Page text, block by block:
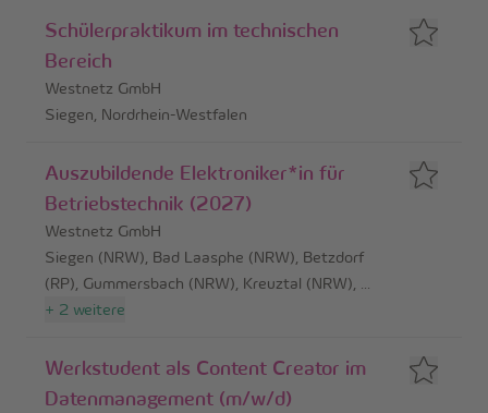
Schülerpraktikum im technischen
Bereich
Westnetz GmbH
Siegen, Nordrhein-Westfalen
Auszubildende Elektroniker*in für
Betriebstechnik (2027)
Westnetz GmbH
Siegen (NRW), Bad Laasphe (NRW), Betzdorf
(RP), Gummersbach (NRW), Kreuztal (NRW), ...
+ 2 weitere
Werkstudent als Content Creator im
Datenmanagement (m/w/d)